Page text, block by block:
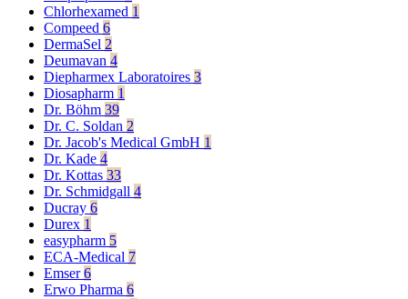
Chlorhexamed 1
Compeed 6
DermaSel 2
Deumavan 4
Diepharmex Laboratoires 3
Diosapharm 1
Dr. Böhm 39
Dr. C. Soldan 2
Dr. Jacob's Medical GmbH 1
Dr. Kade 4
Dr. Kottas 33
Dr. Schmidgall 4
Ducray 6
Durex 1
easypharm 5
ECA-Medical 7
Emser6
Erwo Pharma 6